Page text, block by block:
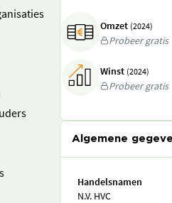
Omzet (2024)
Probeer gratis
Winst (2024)
Probeer gratis
Algemene
Handelsnamen
N.V. HVC